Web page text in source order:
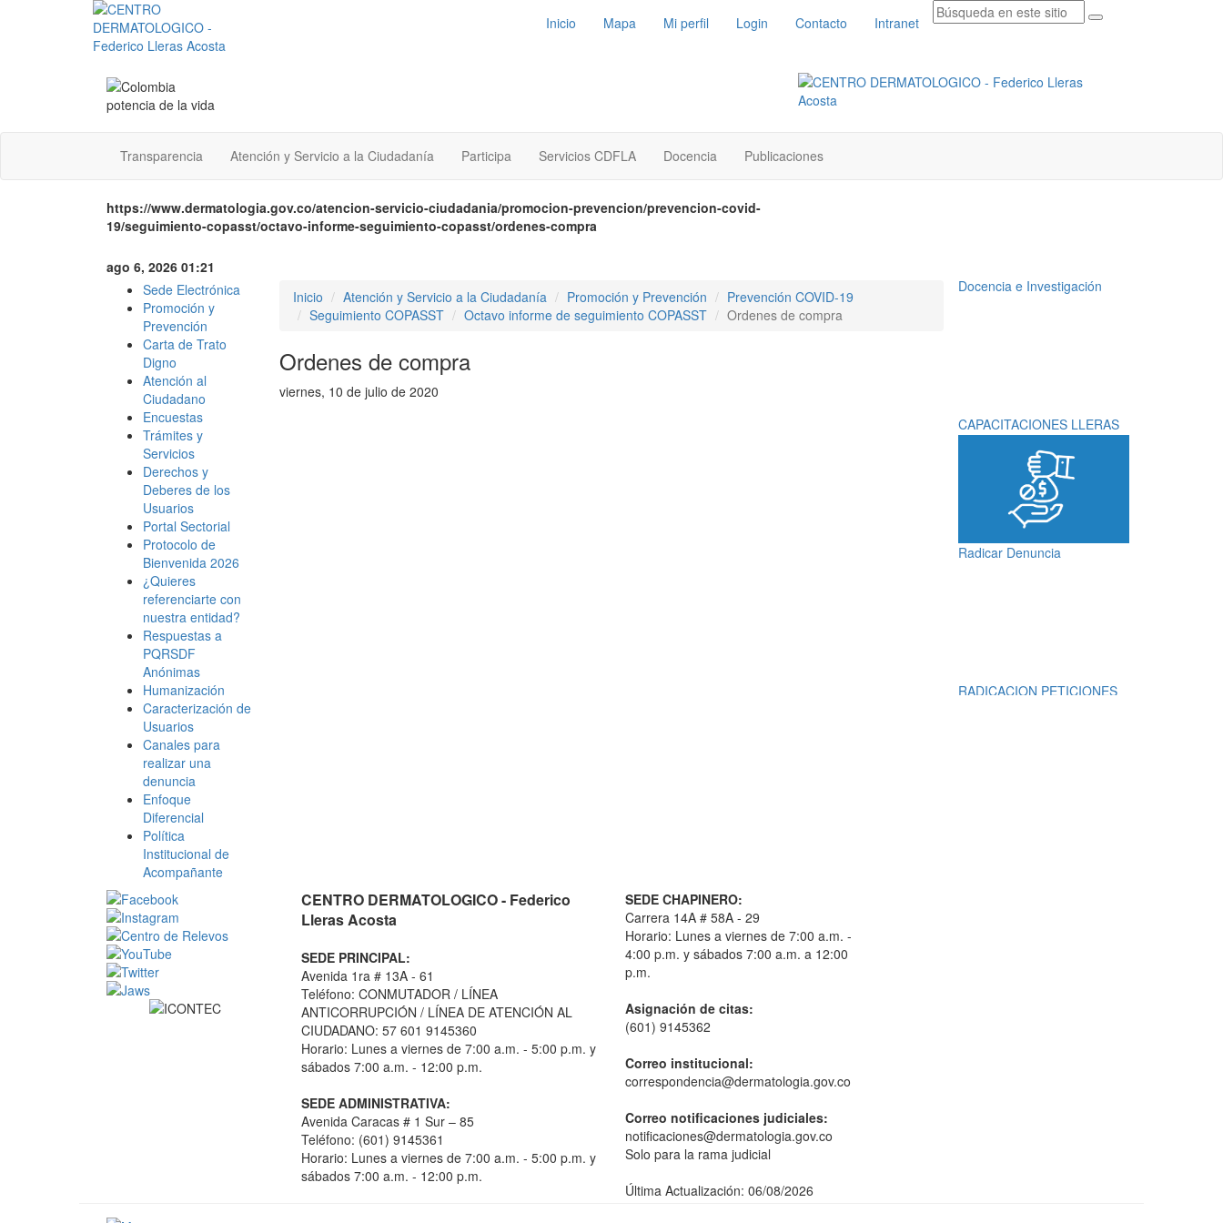
Inicio Mapa Mi perfil Login Contacto Intranet
Transparencia Atención y Servicio a la Ciudadanía Participa Servicios CDFLA Docencia Publicaciones
https://www.dermatologia.gov.co/atencion-servicio-ciudadania/promocion-prevencion/prevencion-covid-
19/seguimiento-copasst/octavo-informe-seguimiento-copasst/ordenes-compra
ago 6, 2026 01:21
Sede Electrónica
Promoción y
Prevención
Carta de Trato
Digno
Atención al
Ciudadano
Encuestas
Trámites y
Servicios
Derechos y
Deberes de los
Usuarios
Portal Sectorial
Protocolo de
Bienvenida 2026
¿Quieres
referenciarte con
nuestra entidad?
Respuestas a
PQRSDF
Anónimas
Humanización
Caracterización de
Usuarios
Canales para
realizar una
denuncia
Enfoque
Diferencial
Política
Institucional de
Acompañante
Inicio Atención y Servicio a la Ciudadanía Promoción y Prevención
Prevención COVID-19
Seguimiento COPASST
Octavo informe de seguimiento COPASST Ordenes de compra
Ordenes de compra
viernes, 10 de julio de 2020
RADICACION ORFEO
Docencia e Investigación
CAPACITACIONES LLERAS
Radicar Denuncia
RADICACION PETICIONES
CENTRO DERMATOLOGICO - Federico
Lleras Acosta
SEDE PRINCIPAL:
Avenida 1ra # 13A - 61
Teléfono: CONMUTADOR / LÍNEA
ANTICORRUPCIÓN / LÍNEA DE ATENCIÓN AL
CIUDADANO: 57 601 9145360
Horario: Lunes a viernes de 7:00 a.m. - 5:00 p.m. y
sábados 7:00 a.m. - 12:00 p.m.
SEDE ADMINISTRATIVA:
Avenida Caracas # 1 Sur – 85
Teléfono: (601) 9145361
Horario: Lunes a viernes de 7:00 a.m. - 5:00 p.m. y
sábados 7:00 a.m. - 12:00 p.m.
SEDE CHAPINERO:
Carrera 14A # 58A - 29
Horario: Lunes a viernes de 7:00 a.m. -
4:00 p.m. y sábados 7:00 a.m. a 12:00
p.m.
Asignación de citas:
(601) 9145362
Correo institucional:
correspondencia@dermatologia.gov.co
Correo notificaciones judiciales:
notificaciones@dermatologia.gov.co
Solo para la rama judicial
Última Actualización: 06/08/2026